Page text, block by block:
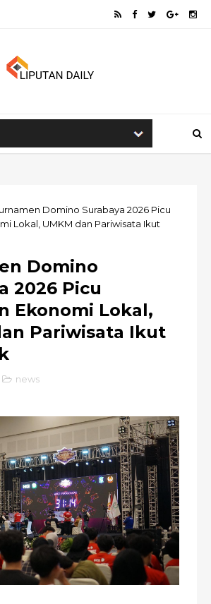
Domino Surabaya 2026 Picu
Lokal, UMKM dan Pariwisata Ikut
Domino
2026 Picu
Ekonomi Lokal,
Pariwisata Ikut
news